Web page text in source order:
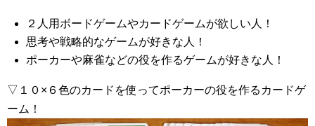
２人用ボードゲームやカードゲームが欲しい人！
思考や戦略的なゲームが好きな人！
ポーカーや麻雀などの役を作るゲームが好きな人！
▽１０×６色のカードを使ってポーカーの役を作るカードゲ
ーム！